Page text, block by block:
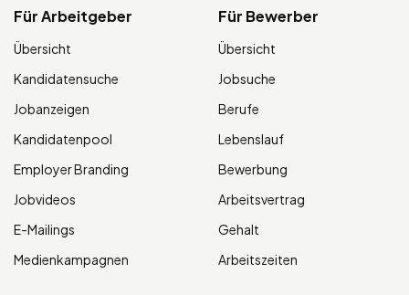
Für Arbeitgeber
Übersicht
Kandidatensuche
Jobanzeigen
Kandidatenpool
Employer Branding
Jobvideos
E-Mailings
Medienkampagnen
Für Bewerber
Übersicht
Jobsuche
Berufe
Lebenslauf
Bewerbung
Arbeitsvertrag
Gehalt
Arbeitszeiten